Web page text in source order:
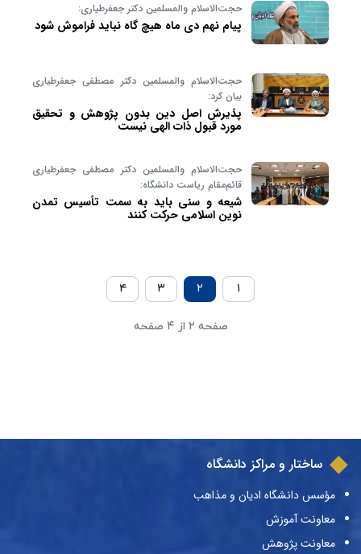
حجت‌الاسلام والمسلمین دکتر جعفرطیاری:
پیام نهم دی ماه هیچ گاه نباید فراموش شود
حجت‌الاسلام والمسلمین دکتر مصطفی جعفرطیاری
بیان کرد:
پذیرش اصل دین بدون پژوهش و تحقیق
مورد قبول ذات الهی نیست
حجت‌الاسلام والمسلمین دکتر مصطفی جعفرطیاری
قائم‌مقام ریاست دانشگاه:
شیعه و سنی باید به سمت تأسیس تمدن
نوین اسلامی حرکت کنند
صفحه ۲ از ۴ صفحه
۱ ۲ ۳ ۴
ساختار و مراکز دانشگاه
مؤسس دانشگاه ادیان و مذاهب
معاونت آموزش
معاونت پژوهش